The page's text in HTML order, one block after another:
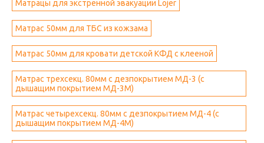
Матрацы для экстренной эвакуации Lojer
Матрас 50мм для ТБС из кожзама
Матрас 50мм для кровати детской КФД с клееной
Матрас трехсекц. 80мм с дезпокрытием МД-3 (с
дышащим покрытием МД-3М)
Матрас четырехсекц. 80мм с дезпокрытием МД-4 (с
дышащим покрытием МД-4М)